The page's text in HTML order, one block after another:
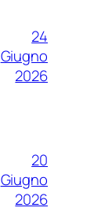
24
Giugno
2026
20
Giugno
2026